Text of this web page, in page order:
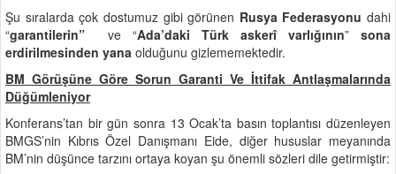
Şu sıralarda çok dostumuz gibi görünen Rusya Federasyonu dahi
“garantilerin” ve “Ada’daki Türk askerî varlığının” sona
erdirilmesinden yana olduğunu gizlememektedir.
BM Görüşüne Göre Sorun Garanti Ve İttifak Antlaşmalarında
Düğümleniyor
Konferans’tan bir gün sonra 13 Ocak’ta basın toplantısı düzenleyen
BMGS’nin Kıbrıs Özel Danışmanı Eide, diğer hususlar meyanında
BM’nin düşünce tarzını ortaya koyan şu önemli sözleri dile getirmiştir: